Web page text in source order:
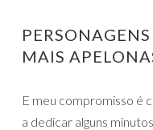
MAIS
E meu compromisso é
a dedicar alguns